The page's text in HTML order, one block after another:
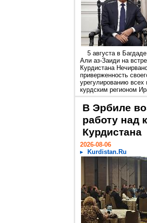
5 августа в
Али аз-Заиди на
Курдистана
приверженность
урегулированию
курдским регионом
В Эрбиле
работу над
Курдистана
2026-08-06
Kurdistan.Ru